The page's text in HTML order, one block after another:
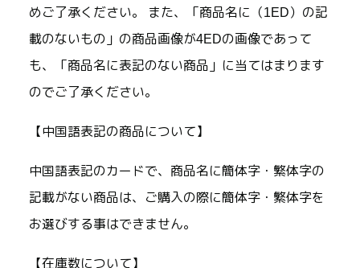
めご了承ください。 また、「商品名に（1ED）の記
載のないもの」の商品画像が4EDの画像であって
も、「商品名に表記のない商品」に当てはまります
のでご了承ください。
【中国語表記の商品について】
中国語表記のカードで、商品名に簡体字・繁体字の
記載がない商品は、ご購入の際に簡体字・繁体字を
お選びする事はできません。
【在庫数について】